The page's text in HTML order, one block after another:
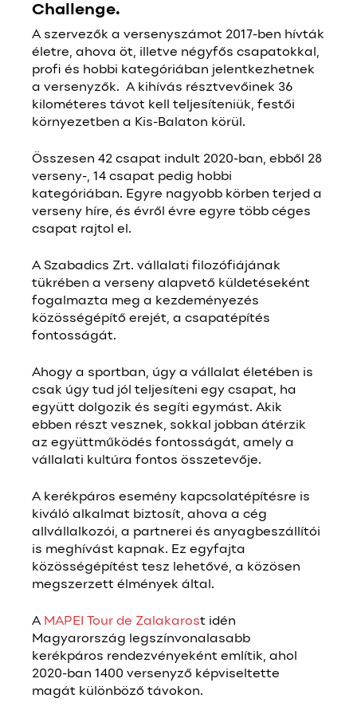
Challenge.
A szervezők a versenyszámot 2017-ben hívták
életre, ahova öt, illetve négyfős csapatokkal,
profi és hobbi kategóriában jelentkezhetnek
a versenyzők. A kihívás résztvevőinek 36
kilométeres távot kell teljesíteniük, festői
környezetben a Kis-Balaton körül.
Összesen 42 csapat indult 2020-ban, ebből 28
verseny-, 14 csapat pedig hobbi
kategóriában. Egyre nagyobb körben terjed a
verseny híre, és évről évre egyre több céges
csapat rajtol el.
A Szabadics Zrt. vállalati filozófiájának
tükrében a verseny alapvető küldetéseként
fogalmazta meg a kezdeményezés
közösségépítő erejét, a csapatépítés
fontosságát.
Ahogy a sportban, úgy a vállalat életében is
csak úgy tud jól teljesíteni egy csapat, ha
együtt dolgozik és segíti egymást. Akik
ebben részt vesznek, sokkal jobban átérzik
az együttműködés fontosságát, amely a
vállalati kultúra fontos összetevője.
A kerékpáros esemény kapcsolatépítésre is
kiváló alkalmat biztosít, ahova a cég
allvállalkozói, a partnerei és anyagbeszállítói
is meghívást kapnak. Ez egyfajta
közösségépítést tesz lehetővé, a közösen
megszerzett élmények által.
A MAPEI Tour de Zalakarost idén
Magyarország legszínvonalasabb
kerékpáros rendezvényeként említik, ahol
2020-ban 1400 versenyző képviseltette
magát különböző távokon.